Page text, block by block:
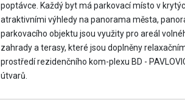
poptávce. Každý byt má parkovací místo v
atraktivními výhledy na panorama města,
parkovacího objektu jsou využity pro areál
zahrady a terasy, které jsou doplněny
prostředí rezidenčního kom-plexu BD -
útvarů.